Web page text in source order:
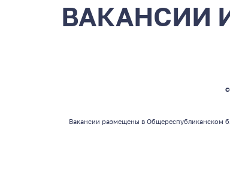
ВАКАНСИИ
Вакансии размещены в Общереспубликанском